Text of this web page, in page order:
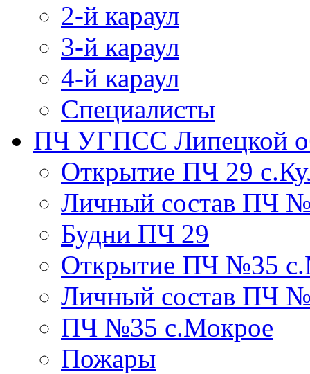
2-й караул
3-й караул
4-й караул
Специалисты
ПЧ УГПСС Липецкой
Открытие ПЧ 29
Личный состав ПЧ
Будни ПЧ 29
Открытие ПЧ №35
Личный состав ПЧ
ПЧ №35 с.Мокрое
Пожары